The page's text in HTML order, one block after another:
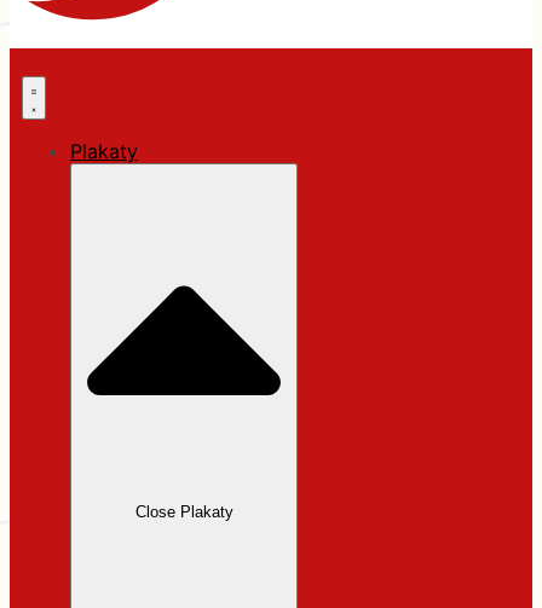
Plakaty
Close Plakaty